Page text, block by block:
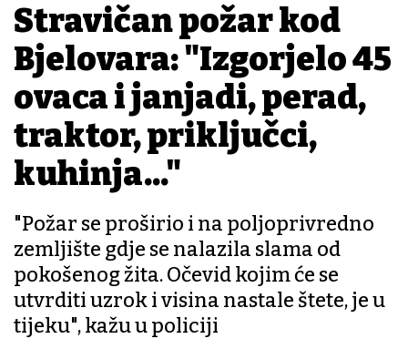
Stravičan požar kod
Bjelovara: "Izgorjelo 45
ovaca i janjadi, perad,
traktor, priključci,
kuhinja..."
"Požar se proširio i na poljoprivredno
zemljište gdje se nalazila slama od
pokošenog žita. Očevid kojim će se
utvrditi uzrok i visina nastale štete, je u
tijeku", kažu u policiji